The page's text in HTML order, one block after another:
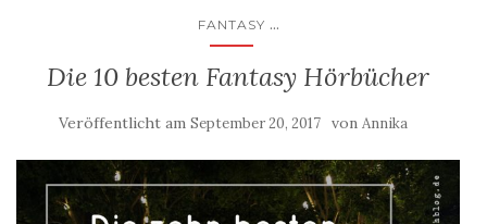
FANTASY ...
Die 10 besten Fantasy Hörbücher
Veröffentlicht am September 20, 2017 von Annika